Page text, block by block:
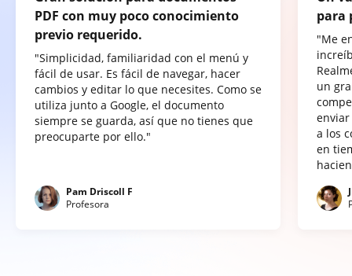
PDF con muy poco conocimiento
previo requerido.
"Simplicidad, familiaridad con el menú y
fácil de usar. Es fácil de navegar, hacer
cambios y editar lo que necesites. Como se
utiliza junto a Google, el documento
siempre se guarda, así que no tienes que
preocuparte por ello."
Pam Driscoll F
Profesora
para
"Me
un
a los
en